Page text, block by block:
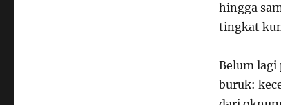
hingga
tingkat
Belum lagi
buruk: